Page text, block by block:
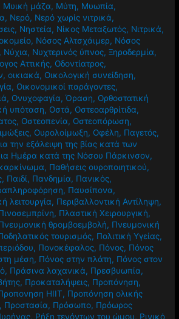
Μυική μάζα, Μύτη, Μυωπία,
, Νερό, Νερό χωρίς νιτρικά,
, Νηστεία, Νίκος Μεταξωτός, Νιτρικά,
, Νόσος Αλτσχάιμερ, Νόσος
, Νύχια, Νυχτερινός ύπνος,Ξηροδερμία,
Αττικής, Οδοντίατρος,
,οικιακά, Οικολογική συνείδηση,
, Οικονομικοί παράγοντες,
, Ονυχοφαγία,Όραση, Ορθοστατική
υπόταση, Οστά, Οστεοαρθρίτιδα,
, Οστεοπενία, Οστεοπόρωση,
, Ουρολοίμωξη, Οφέλη, Παγετός,
την εξάλειψη της βίας κατά των
Ημέρα κατά της Νόσου Πάρκινσον,
, Παθήσεις ουροποιητικού,
, Παιδί, Πανδημία, Πανικός,
, Παυσίπονα,
λειτουργία, Περιβαλλοντική Αντίληψη,
, Πλαστική Χειρουργική,
θρομβοεμβολή, Πνευμονική
τουρισμός, Πολιτική Υγείας,
, Πονοκέφαλος, Πόνος, Πόνος
μέση, Πόνος στην πλάτη, Πόνος στον
, Πράσινα λαχανικά, Πρεσβυωπία,
, Προκαταλήψεις, Προπόνηση,
HIIT, Προπόνηση ολικής
, Προστασία, Πρόσωπο, Πρόωρος
, Ρήξη τενόντων του ώμου, Ρινικό